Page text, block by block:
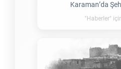
Karaman’da
"Haberler"